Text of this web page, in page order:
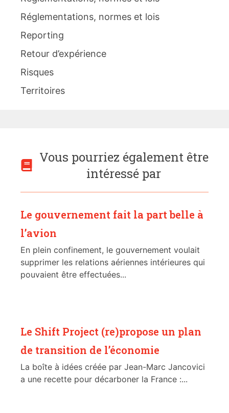
Réglementations, normes et lois
Reporting
Retour d’expérience
Risques
Territoires
Vous pourriez également être
intéressé par
Le gouvernement fait la part belle à
l’avion
En plein confinement, le gouvernement voulait
supprimer les relations aériennes intérieures qui
pouvaient être effectuées...
Le Shift Project (re)propose un plan
de transition de l’économie
La boîte à idées créée par Jean-Marc Jancovici
a une recette pour décarboner la France :...